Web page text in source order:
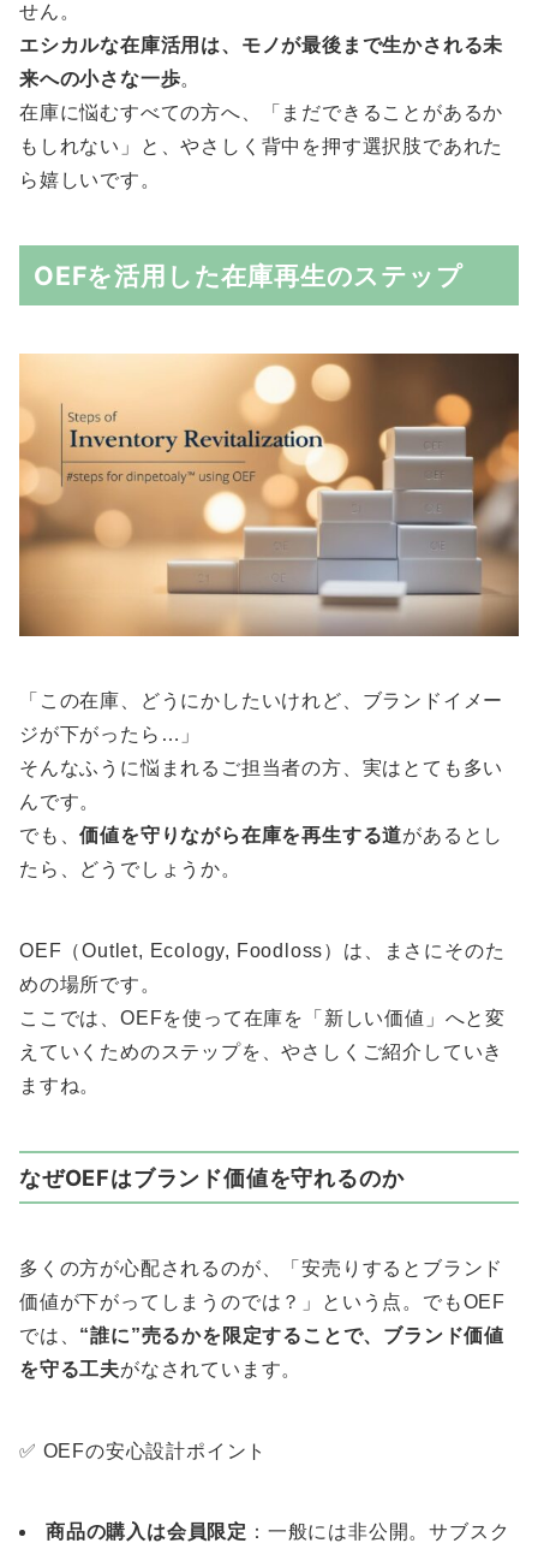
せん。
エシカルな在庫活用は、モノが最後まで生かされる未
来への小さな一歩。
在庫に悩むすべての方へ、「まだできることがあるか
もしれない」と、やさしく背中を押す選択肢であれた
ら嬉しいです。
OEFを活用した在庫再生のステップ
「この在庫、どうにかしたいけれど、ブランドイメー
ジが下がったら…」
そんなふうに悩まれるご担当者の方、実はとても多い
んです。
でも、価値を守りながら在庫を再生する道があるとし
たら、どうでしょうか。
OEF（Outlet, Ecology, Foodloss）は、まさにそのた
めの場所です。
ここでは、OEFを使って在庫を「新しい価値」へと変
えていくためのステップを、やさしくご紹介していき
ますね。
なぜOEFはブランド価値を守れるのか
多くの方が心配されるのが、「安売りするとブランド
価値が下がってしまうのでは？」という点。でもOEF
では、 “誰に”売るかを限定することで、ブランド価値
を守る工夫がなされています。
✅ OEFの安心設計ポイント
商品の購入は会員限定 ：一般には非公開。サブスク